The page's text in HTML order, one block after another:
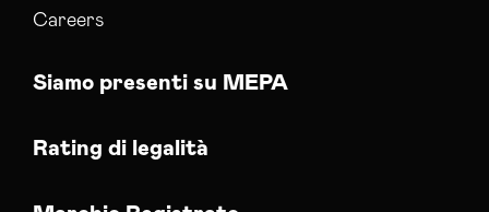
Careers
Siamo presenti su MEPA
Rating di legalità